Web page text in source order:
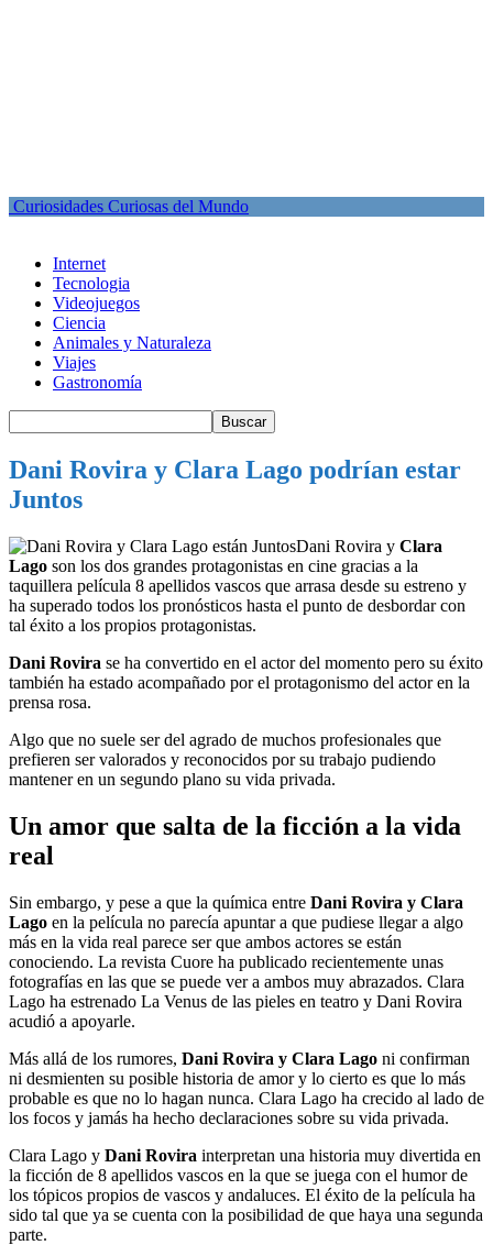
Curiosidades Curiosas del Mundo
Internet
Tecnologia
Videojuegos
Ciencia
Animales y Naturaleza
Viajes
Gastronomía
Dani Rovira y Clara Lago podrían estar
Juntos
Dani Rovira y Clara
Lago son los dos grandes protagonistas en cine gracias a la
taquillera película 8 apellidos vascos que arrasa desde su estreno y
ha superado todos los pronósticos hasta el punto de desbordar con
tal éxito a los propios protagonistas.
Dani Rovira se ha convertido en el actor del momento pero su éxito
también ha estado acompañado por el protagonismo del actor en la
prensa rosa.
Algo que no suele ser del agrado de muchos profesionales que
prefieren ser valorados y reconocidos por su trabajo pudiendo
mantener en un segundo plano su vida privada.
Un amor que salta de la ficción a la vida
real
Sin embargo, y pese a que la química entre Dani Rovira y Clara
Lago en la película no parecía apuntar a que pudiese llegar a algo
más en la vida real parece ser que ambos actores se están
conociendo. La revista Cuore ha publicado recientemente unas
fotografías en las que se puede ver a ambos muy abrazados. Clara
Lago ha estrenado La Venus de las pieles en teatro y Dani Rovira
acudió a apoyarle.
Más allá de los rumores, Dani Rovira y Clara Lago ni confirman
ni desmienten su posible historia de amor y lo cierto es que lo más
probable es que no lo hagan nunca. Clara Lago ha crecido al lado de
los focos y jamás ha hecho declaraciones sobre su vida privada.
Clara Lago y Dani Rovira interpretan una historia muy divertida en
la ficción de 8 apellidos vascos en la que se juega con el humor de
los tópicos propios de vascos y andaluces. El éxito de la película ha
sido tal que ya se cuenta con la posibilidad de que haya una segunda
parte.